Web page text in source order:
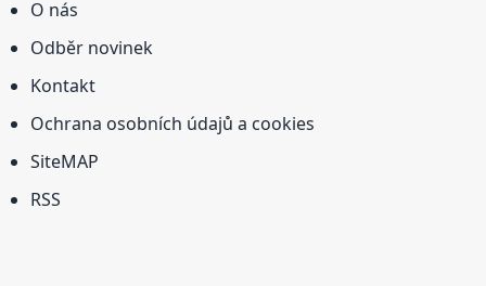
O nás
Odběr novinek
Kontakt
Ochrana osobních údajů a cookies
SiteMAP
RSS